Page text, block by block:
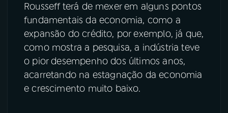
Rousseff terá de mexer em alguns pontos
fundamentais da economia, como a
expansão do crédito, por exemplo, já que,
como mostra a pesquisa, a indústria teve
o pior desempenho dos últimos anos,
acarretando na estagnação da economia
e crescimento muito baixo.